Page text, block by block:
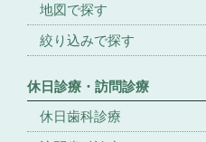
地図で探す
絞り込みで探す
休日診療・訪問診療
休日歯科診療